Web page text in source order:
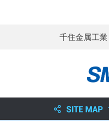
千住金属工